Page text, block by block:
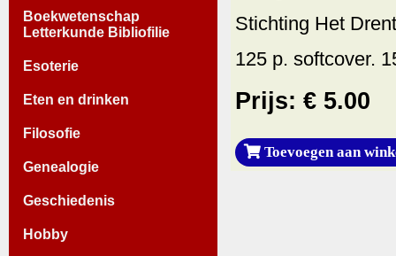
Boekwetenschap
Letterkunde Bibliofilie
Esoterie
Eten en drinken
Filosofie
Genealogie
Geschiedenis
Hobby
Stichting Het
125 p. softcover.
Prijs: € 5.00
Toevoegen aan